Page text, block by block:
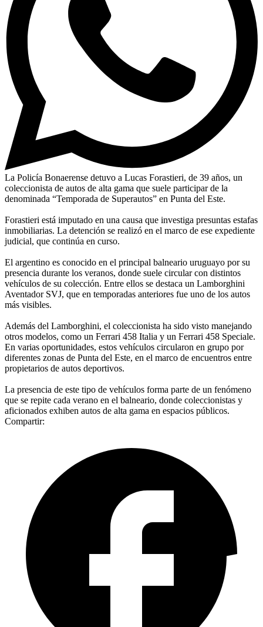
La Policía Bonaerense detuvo a Lucas Forastieri, de 39 años, un
coleccionista de autos de alta gama que suele participar de la
denominada “Temporada de Superautos” en Punta del Este.
Forastieri está imputado en una causa que investiga presuntas estafas
inmobiliarias. La detención se realizó en el marco de ese expediente
judicial, que continúa en curso.
El argentino es conocido en el principal balneario uruguayo por su
presencia durante los veranos, donde suele circular con distintos
vehículos de su colección. Entre ellos se destaca un Lamborghini
Aventador SVJ, que en temporadas anteriores fue uno de los autos
más visibles.
Además del Lamborghini, el coleccionista ha sido visto manejando
otros modelos, como un Ferrari 458 Italia y un Ferrari 458 Speciale.
En varias oportunidades, estos vehículos circularon en grupo por
diferentes zonas de Punta del Este, en el marco de encuentros entre
propietarios de autos deportivos.
La presencia de este tipo de vehículos forma parte de un fenómeno
que se repite cada verano en el balneario, donde coleccionistas y
aficionados exhiben autos de alta gama en espacios públicos.
Compartir: